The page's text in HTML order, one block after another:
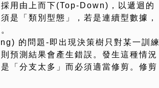
用由上而下(Top-Down)，以遞迴的
是「類別型態」，若是連續型數據，
的問題-即出現決策樹只對某一訓練
預測結果會產生錯誤。發生這種情況
「分支太多」而必須適當修剪。修剪